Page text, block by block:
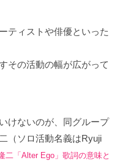
ティストや俳優といった
その活動の幅が広がって
けないのが、同グループ
（ソロ活動名義はRyuji
二「Alter Ego」歌詞の意味と